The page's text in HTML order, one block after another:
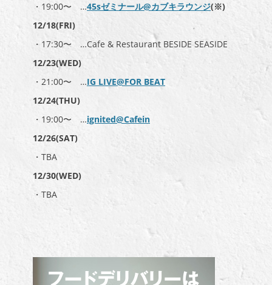
・19:00〜 …45sゼミナール@カブキラウンジ(※)
12/18(FRI)
・17:30〜 …Cafe & Restaurant BESIDE SEASIDE
12/23(WED)
・21:00〜 …IG LIVE@FOR BEAT
12/24(THU)
・19:00〜 …ignited@Cafein
12/26(SAT)
・TBA
12/30(WED)
・TBA